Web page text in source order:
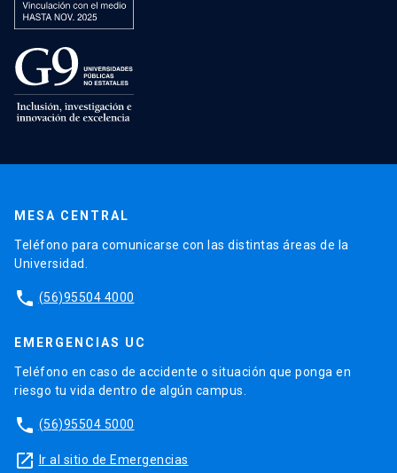
MESA CENTRAL
Teléfono para comunicarse con las distintas áreas de la
Universidad.
phone (56)95504 4000
EMERGENCIAS UC
Teléfono en caso de accidente o situación que ponga en
riesgo tu vida dentro de algún campus.
phone (56)95504 5000
launch Ir al sitio de Emergencias